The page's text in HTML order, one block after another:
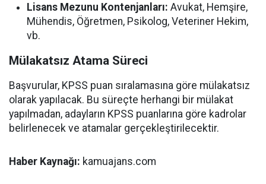
Lisans Mezunu Kontenjanları: Avukat, Hemşire,
Mühendis, Öğretmen, Psikolog, Veteriner Hekim,
vb.
Mülakatsız Atama Süreci
Başvurular, KPSS puan sıralamasına göre mülakatsız
olarak yapılacak. Bu süreçte herhangi bir mülakat
yapılmadan, adayların KPSS puanlarına göre kadrolar
belirlenecek ve atamalar gerçekleştirilecektir.
Haber Kaynağı: kamuajans.com